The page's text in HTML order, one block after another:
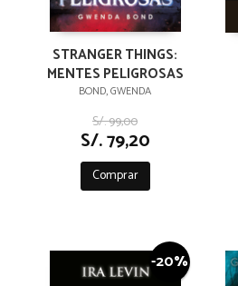
STRANGER THINGS:
MENTES PELIGROSAS
BOND, GWENDA
S/. 99,00
S/. 79,20
Comprar
-20%